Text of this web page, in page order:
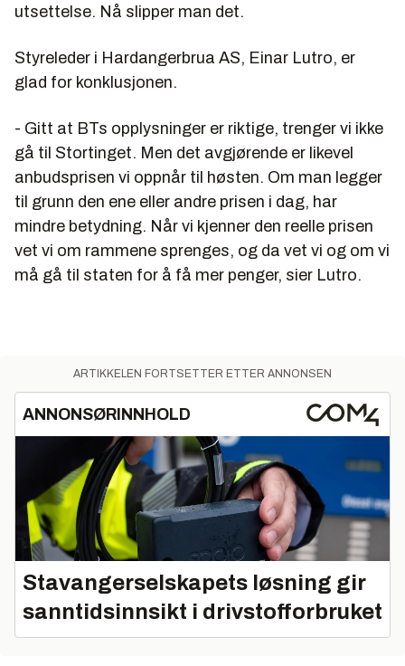
utsettelse. Nå slipper man det.
Styreleder i Hardangerbrua AS, Einar Lutro, er
glad for konklusjonen.
- Gitt at BTs opplysninger er riktige, trenger vi ikke
gå til Stortinget. Men det avgjørende er likevel
anbudsprisen vi oppnår til høsten. Om man legger
til grunn den ene eller andre prisen i dag, har
mindre betydning. Når vi kjenner den reelle prisen
vet vi om rammene sprenges, og da vet vi og om vi
må gå til staten for å få mer penger, sier Lutro.
ARTIKKELEN FORTSETTER ETTER ANNONSEN
ANNONSØRINNHOLD
Stavangerselskapets løsning gir
sanntidsinnsikt i drivstofforbruket